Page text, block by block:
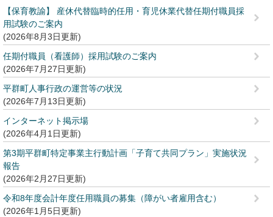
【保育教諭】 産休代替臨時的任用・育児休業代替任期付職員採
用試験のご案内
2026年8月3日更新
任期付職員（看護師）採用試験のご案内
2026年7月27日更新
平群町人事行政の運営等の状況
2026年7月13日更新
インターネット掲示場
2026年4月1日更新
第3期平群町特定事業主行動計画「子育て共同プラン」実施状況
報告
2026年2月27日更新
令和8年度会計年度任用職員の募集（障がい者雇用含む）
2026年1月5日更新